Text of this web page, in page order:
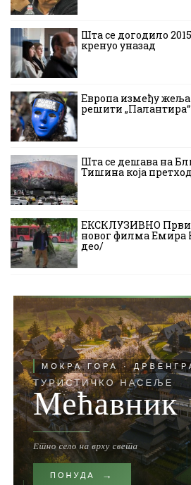
Шта се догодило
кренуо уназад
Европа између жеља
решити
Шта се дешава на
Тишина која
ЕКСКЛУЗИВНО Први
новог филма Емира
део/